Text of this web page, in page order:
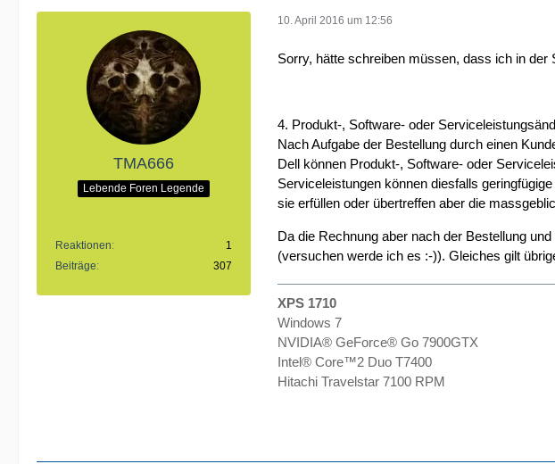
TMA666
Lebende Foren Legende
Reaktionen
1
Beiträge
307
10. April 2016 um 12:56
Sorry, hätte schreiben müssen, dass ich in der
4. Produkt-, Software- oder
Nach Aufgabe der Bestellung durch einen
Dell können Produkt-, Software- oder
Serviceleistungen können diesfalls
sie erfüllen oder übertreffen aber die
Da die Rechnung aber nach der Bestellung
(versuchen werde ich es :-)). Gleiches gilt
XPS 1710
Windows 7
NVIDIA® GeForce® Go 7900GTX
Intel® Core™2 Duo T7400
Hitachi Travelstar 7100 RPM